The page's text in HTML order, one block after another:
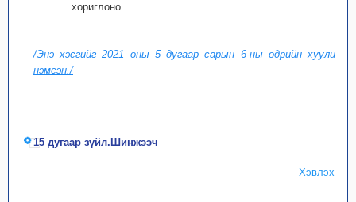
хориглоно.
/Энэ хэсгийг 2021 оны 5 дугаар сарын 6-ны өдрийн хуулиар
нэмсэн./
15 дугаар зүйл.Шинжээч
Хэвлэх